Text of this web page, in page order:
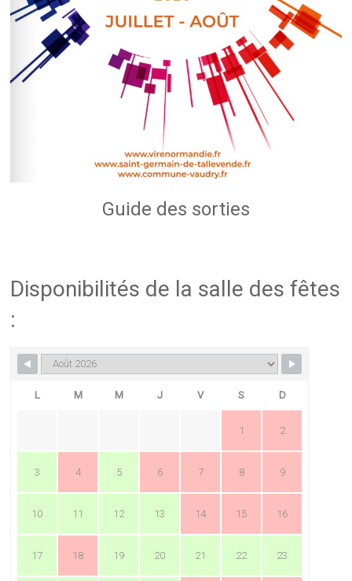
Guide des sorties
Disponibilités de la salle des fêtes
:
L M M J V S D
1 2
3 4 5 6 7 8 9
10 11 12 13 14 15 16
17 18 19 20 21 22 23